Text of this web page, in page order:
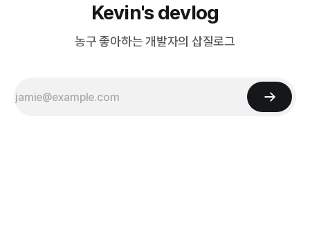
Kevin's devlog
농구 좋아하는 개발자의 삽질로그